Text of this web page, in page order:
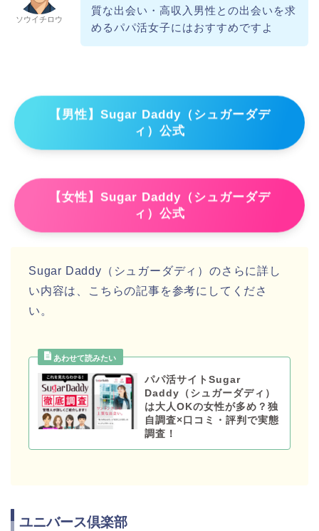
ソウイチロウ
質な出会い・高収入男性との出会いを求
めるパパ活女子にはおすすめですよ
【男性】Sugar Daddy（シュガーダデ
ィ）公式
【女性】Sugar Daddy（シュガーダデ
ィ）公式
Sugar Daddy（シュガーダディ）のさらに詳し
い内容は、こちらの記事を参考にしてくださ
い。
パパ活サイトSugar
Daddy（シュガーダディ）
は大人OKの女性が多め？独
自調査×口コミ・評判で実態
調査！
ユニバース倶楽部